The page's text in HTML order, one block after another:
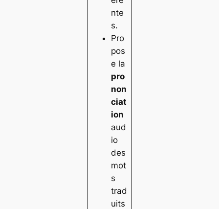
nte
s.
Pro
pos
e la
pro
non
ciat
ion
aud
io
des
mot
s
trad
uits